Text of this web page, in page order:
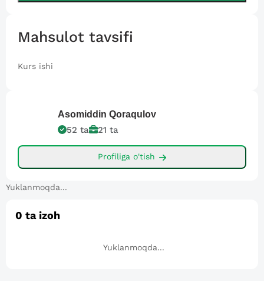
Mahsulot tavsifi
Kurs ishi
Asomiddin Qoraqulov
52 ta 21 ta
Profiliga o'tish
Yuklanmoqda...
0 ta izoh
Yuklanmoqda...